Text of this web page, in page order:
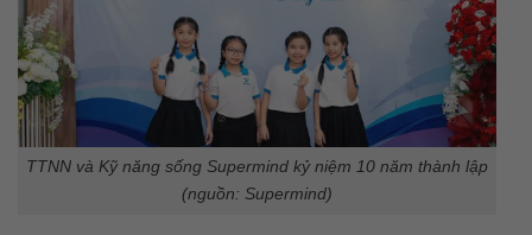
TTNN và Kỹ năng sống Supermind kỷ niệm 10 năm thành lập
(nguồn: Supermind)